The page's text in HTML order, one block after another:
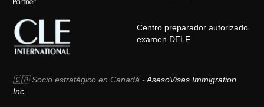
Centro preparador autorizado
examen DELF
🇨🇦 Socio estratégico en Canadá -AsesoVisas Immigration
Inc.